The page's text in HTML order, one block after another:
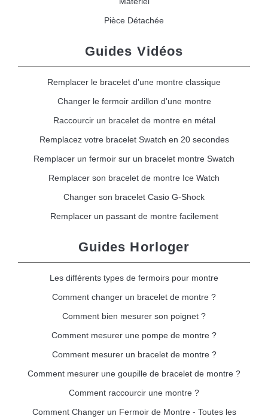
Pièce Détachée
Guides Vidéos
Remplacer le bracelet d'une montre classique
Changer le fermoir ardillon d'une montre
Raccourcir un bracelet de montre en métal
Remplacez votre bracelet Swatch en 20 secondes
Remplacer un fermoir sur un bracelet montre Swatch
Remplacer son bracelet de montre Ice Watch
Changer son bracelet Casio G-Shock
Remplacer un passant de montre facilement
Guides Horloger
Les différents types de fermoirs pour montre
Comment changer un bracelet de montre ?
Comment bien mesurer son poignet ?
Comment mesurer une pompe de montre ?
Comment mesurer un bracelet de montre ?
Comment mesurer une goupille de bracelet de montre ?
Comment raccourcir une montre ?
Comment Changer un Fermoir de Montre - Toutes les